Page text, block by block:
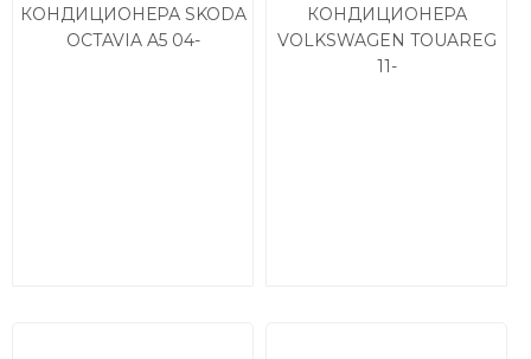
КОНДИЦИОНЕРА SKODA
OCTAVIA A5 04-
КОНДИЦИОНЕРА
VOLKSWAGEN TOUAREG
11-